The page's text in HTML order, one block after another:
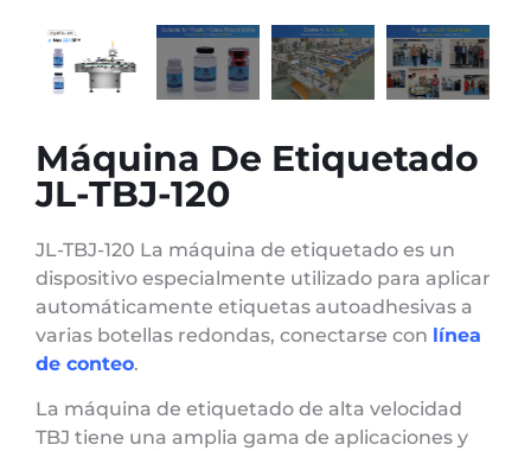
Máquina De Etiquetado
JL-TBJ-120
JL-TBJ-120 La máquina de etiquetado es un
dispositivo especialmente utilizado para aplicar
automáticamente etiquetas autoadhesivas a
varias botellas redondas, conectarse con línea
de conteo.
La máquina de etiquetado de alta velocidad
TBJ tiene una amplia gama de aplicaciones y